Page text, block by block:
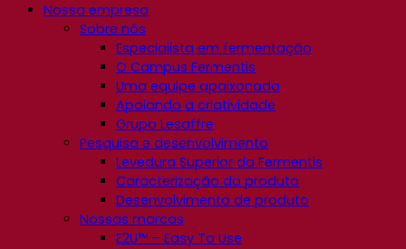
Nossa empresa
Sobre nós
Especialista em fermentação
O Campus Fermentis
Uma equipe apaixonada
Apoiando a criatividade
Grupo Lesaffre
Pesquisa e desenvolvimento
Levedura Superior da Fermentis
Caracterização do produto
Desenvolvimento de produto
Nossas marcas
E2U™ – Easy To Use